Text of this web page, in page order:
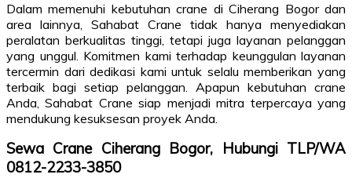
Dalam memenuhi kebutuhan crane di Ciherang Bogor dan
area lainnya, Sahabat Crane tidak hanya menyediakan
peralatan berkualitas tinggi, tetapi juga layanan pelanggan
yang unggul. Komitmen kami terhadap keunggulan layanan
tercermin dari dedikasi kami untuk selalu memberikan yang
terbaik bagi setiap pelanggan. Apapun kebutuhan crane
Anda, Sahabat Crane siap menjadi mitra terpercaya yang
mendukung kesuksesan proyek Anda.
Sewa Crane Ciherang Bogor, Hubungi TLP/WA
0812-2233-3850